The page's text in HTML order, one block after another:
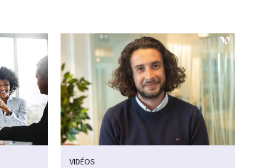
VIDÉOS